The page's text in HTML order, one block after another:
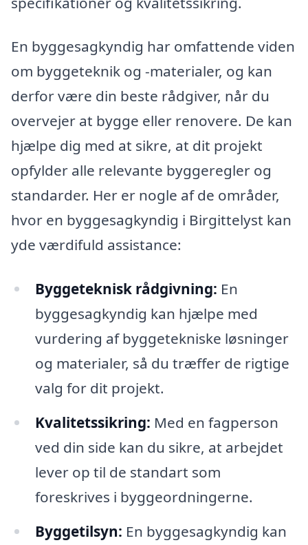
En byggesagkyndig har omfattende viden
om byggeteknik og -materialer, og kan
derfor være din beste rådgiver, når du
overvejer at bygge eller renovere. De kan
hjælpe dig med at sikre, at dit projekt
opfylder alle relevante byggeregler og
standarder. Her er nogle af de områder,
hvor en byggesagkyndig i Birgittelyst kan
yde værdifuld assistance:
Byggeteknisk rådgivning: En
byggesagkyndig kan hjælpe med
vurdering af byggetekniske løsninger
og materialer, så du træffer de rigtige
valg for dit projekt.
Kvalitetssikring: Med en fagperson
ved din side kan du sikre, at arbejdet
lever op til de standart som
foreskrives i byggeordningerne.
Byggetilsyn: En byggesagkyndig kan